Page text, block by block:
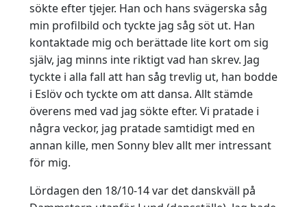
sökte efter tjejer. Han och hans svägerska såg
min profilbild och tyckte jag såg söt ut. Han
kontaktade mig och berättade lite kort om sig
själv, jag minns inte riktigt vad han skrev. Jag
tyckte i alla fall att han såg trevlig ut, han bodde
i Eslöv och tyckte om att dansa. Allt stämde
överens med vad jag sökte efter. Vi pratade i
några veckor, jag pratade samtidigt med en
annan kille, men Sonny blev allt mer intressant
för mig.
Lördagen den 18/10-14 var det danskväll på